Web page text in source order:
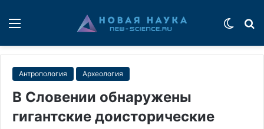
Антропология Археология
В Словении обнаружены
гигантские доисторические